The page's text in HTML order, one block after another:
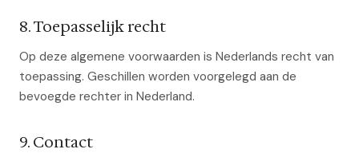
8. Toepasselijk recht
Op deze algemene voorwaarden is Nederlands recht van
toepassing. Geschillen worden voorgelegd aan de
bevoegde rechter in Nederland.
9. Contact